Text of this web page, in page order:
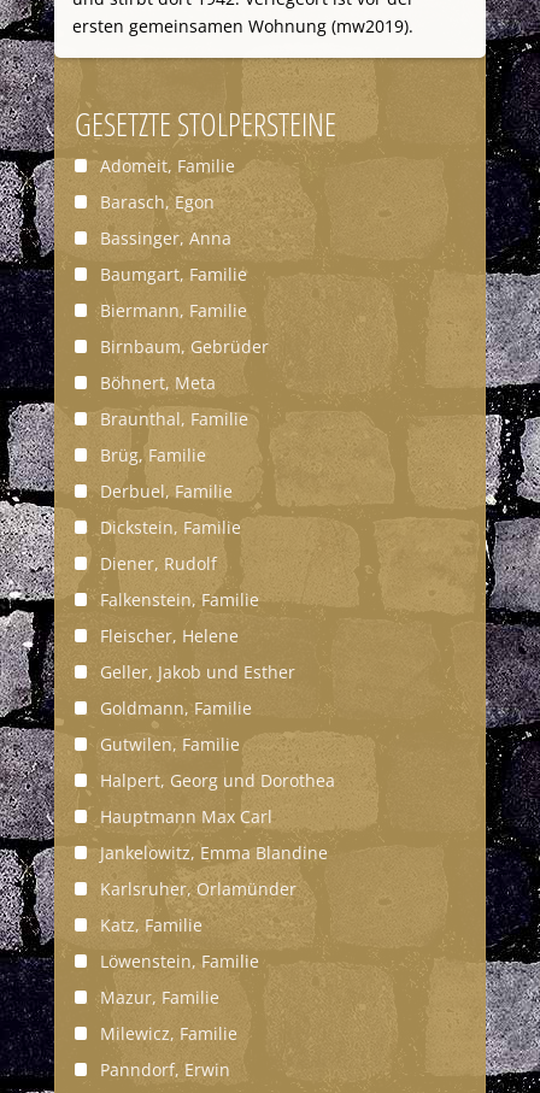
ersten gemeinsamen Wohnung (mw2019).
GESETZTE STOLPERSTEINE
Adomeit, Familie
Barasch, Egon
Bassinger, Anna
Baumgart, Familie
Biermann, Familie
Birnbaum, Gebrüder
Böhnert, Meta
Braunthal, Familie
Brüg, Familie
Derbuel, Familie
Dickstein, Familie
Diener, Rudolf
Falkenstein, Familie
Fleischer, Helene
Geller, Jakob und Esther
Goldmann, Familie
Gutwilen, Familie
Halpert, Georg und Dorothea
Hauptmann Max Carl
Jankelowitz, Emma Blandine
Karlsruher, Orlamünder
Katz, Familie
Löwenstein, Familie
Mazur, Familie
Milewicz, Familie
Panndorf, Erwin